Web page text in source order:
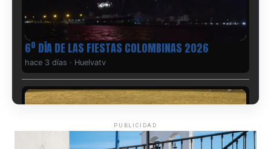
6º DÍA DE LAS FIESTAS COLOMBINAS 2026
hace 3 días · Huelvatv
PUBLICIDAD